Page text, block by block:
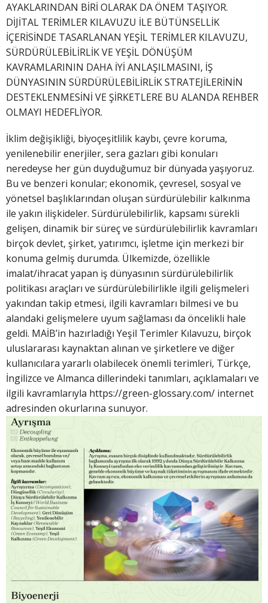
AYAKLARINDAN BİRİ OLARAK DA ÖNEM TAŞIYOR.
DİJİTAL TERİMLER KILAVUZU İLE BÜTÜNSELLİK
İÇERİSİNDE TASARLANAN YEŞİL TERİMLER KILAVUZU,
SÜRDÜRÜLEBİLİRLİK VE YEŞİL DÖNÜŞÜM
KAVRAMLARININ DAHA İYİ ANLAŞILMASINI, İŞ
DÜNYASININ SÜRDÜRÜLEBİLİRLİK STRATEJİLERİNİN
DESTEKLENMESİNİ VE ŞİRKETLERE BU ALANDA REHBER
OLMAYI HEDEFLİYOR.
İklim değişikliği, biyoçeşitlilik kaybı, çevre koruma,
yenilenebilir enerjiler, sera gazları gibi konuları
neredeyse her gün duyduğumuz bir dünyada yaşıyoruz.
Bu ve benzeri konular; ekonomik, çevresel, sosyal ve
yönetsel başlıklarından oluşan sürdürülebilir kalkınma
ile yakın ilişkideler. Sürdürülebilirlik, kapsamı sürekli
gelişen, dinamik bir süreç ve sürdürülebilirlik kavramları
birçok devlet, şirket, yatırımcı, işletme için merkezi bir
konuma gelmiş durumda. Ülkemizde, özellikle
imalat/ihracat yapan iş dünyasının sürdürülebilirlik
politikası araçları ve sürdürülebilirlikle ilgili gelişmeleri
yakından takip etmesi, ilgili kavramları bilmesi ve bu
alandaki gelişmelere uyum sağlaması da öncelikli hale
geldi. MAİB’in hazırladığı Yeşil Terimler Kılavuzu, birçok
uluslararası kaynaktan alınan ve şirketlere ve diğer
kullanıcılara yararlı olabilecek önemli terimleri, Türkçe,
İngilizce ve Almanca dillerindeki tanımları, açıklamaları ve
ilgili kavramlarıyla https://green-glossary.com/ internet
adresinden okurlarına sunuyor.